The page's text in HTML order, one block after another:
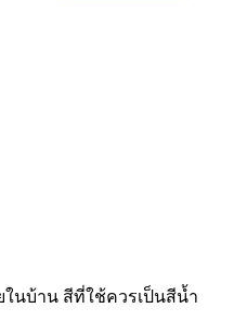
สีที่ใช้ควรเป็นสีน้ำ